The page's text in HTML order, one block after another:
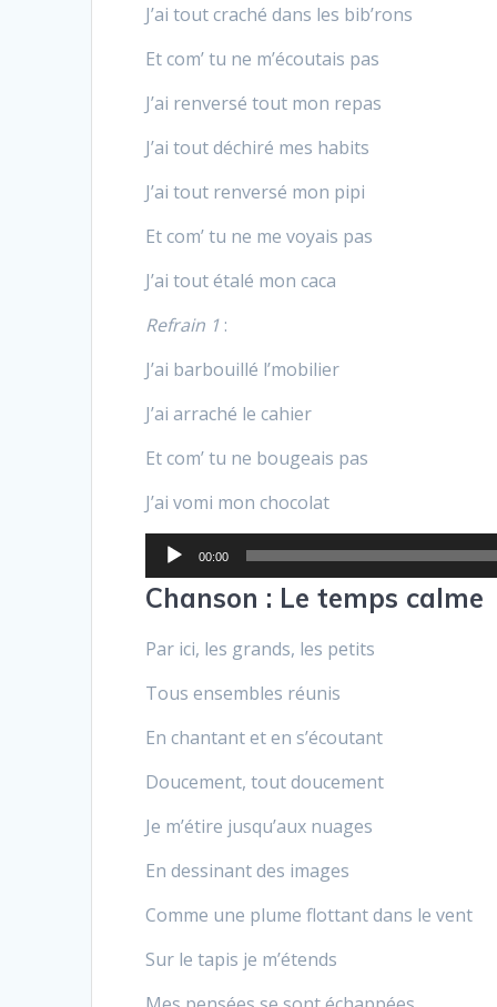
J’ai tout craché dans les bib’rons
Et com’ tu ne m’écoutais pas
J’ai renversé tout mon repas
J’ai tout déchiré mes habits
J’ai tout renversé mon pipi
Et com’ tu ne me voyais pas
J’ai tout étalé mon caca
Refrain 1 :
J’ai barbouillé l’mobilier
J’ai arraché le cahier
Et com’ tu ne bougeais pas
J’ai vomi mon chocolat
Lecteur
audio
00:00
Chanson : Le temps calme
Par ici, les grands, les petits
Tous ensembles réunis
En chantant et en s’écoutant
Doucement, tout doucement
Je m’étire jusqu’aux nuages
En dessinant des images
Comme une plume flottant dans le vent
Sur le tapis je m’étends